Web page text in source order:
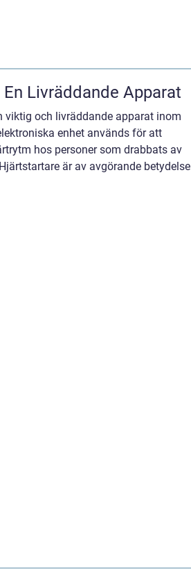
Livräddande Apparat
viktig och livräddande apparat inom
enhet används för att
hos personer som drabbats av
är av avgörande betydelse